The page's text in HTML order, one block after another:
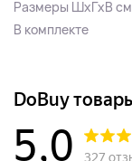
Размеры ШхГхВ см
В комплекте